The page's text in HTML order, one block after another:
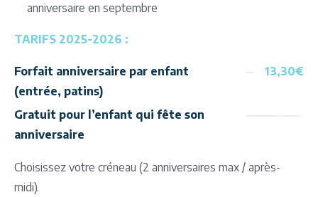
anniversaire en septembre
TARIFS 2025-2026 :
Forfait anniversaire par enfant
(entrée, patins)
13,30€
Gratuit pour l’enfant qui fête son
anniversaire
Choisissez votre créneau (2 anniversaires max / après-
midi).